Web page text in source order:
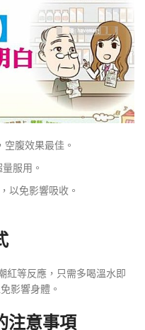
空腹效果最佳。
服用。
以免影響吸收。
紅等反應，只需多喝溫水即
影響身體。
注意事項